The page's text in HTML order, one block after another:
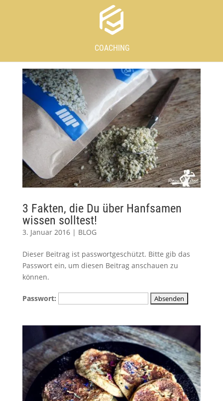
COACHING
3 Fakten, die Du über Hanfsamen
wissen solltest!
3. Januar 2016| BLOG
Dieser Beitrag ist passwortgeschützt. Bitte gib das
Passwort ein, um diesen Beitrag anschauen zu
können.
Passwort: